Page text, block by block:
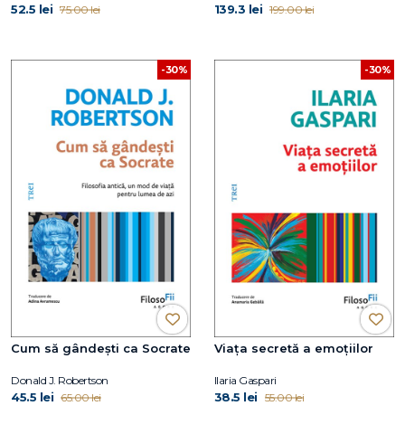
52.5 lei 75.00 lei 139.3 lei 199.00 lei
-30%
Cum să gândești ca Socrate
Donald J. Robertson
45.5 lei 65.00 lei
-30%
Viața secretă a emoțiilor
Ilaria Gaspari
38.5 lei 55.00 lei